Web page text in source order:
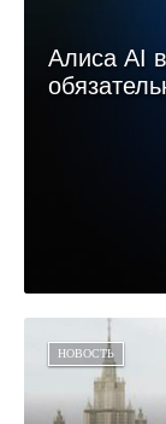
Алиса AI
НОВОСТЬ